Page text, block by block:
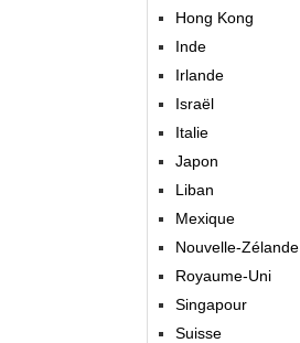
Hong Kong
Inde
Irlande
Israël
Italie
Japon
Liban
Mexique
Nouvelle-Zélande
Royaume-Uni
Singapour
Suisse